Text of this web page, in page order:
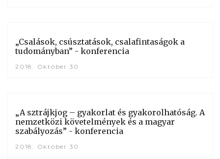
„Csalások, csúsztatások, csalafintaságok a
tudományban” - konferencia
2018. Október 30
„A sztrájkjog – gyakorlat és gyakorolhatóság. A
nemzetközi követelmények és a magyar
szabályozás” - konferencia
2018. Október 30